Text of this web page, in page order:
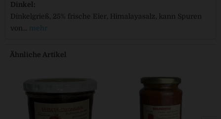
Dinkel:
Dinkelgrieß, 25% frische Eier, Himalayasalz, kann Spuren
von...
mehr
Ähnliche Artikel